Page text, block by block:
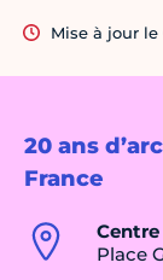
20 ans
France
Place
Mise à jour le